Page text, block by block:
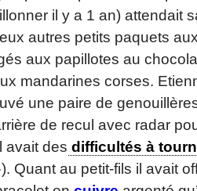
il y a 1 an) attendait
autres petits paquets
aux papillotes au
mandarines corses.
une paire de
de recul avec radar
avait des difficultés à
Quant au petit-fils il avait